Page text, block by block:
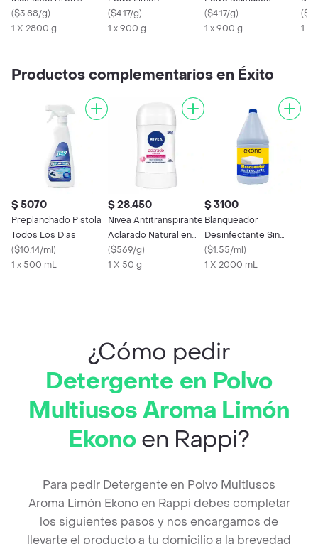
Floral Ekono
($3.88/g)
1 X 2800 g
($4.17/g)
1 x 900 g
Aroma Floral
($4.17/g)
1 x 900 g
(
1 x
Productos complementarios en Éxito
$ 5070
Preplanchado Pistola
Todos Los Dias
($10.14/ml)
1 x 500 mL
$ 28.450
Nivea Antitranspirante
Aclarado Natural en
Barra
($569/g)
1 X 50 g
$ 3100
Blanqueador
Desinfectante Sin
Fragancia Ekono
($1.55/ml)
1 X 2000 mL
¿Cómo pedir
Detergente en Polvo
Multiusos Aroma Limón
Ekonoen Rappi?
Para pedir Detergente en Polvo Multiusos
Aroma Limón Ekono en Rappi debes completar
los siguientes pasos y nos encargamos de
llevarte el producto a tu domicilio a la brevedad